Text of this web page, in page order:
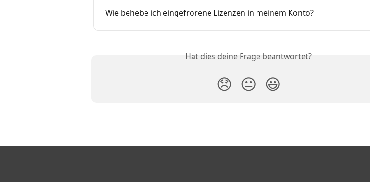
Wie behebe ich eingefrorene Lizenzen in meinem Konto?
Hat dies deine Frage beantwortet?
😞 😐 😃